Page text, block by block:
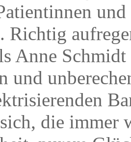
Richtig
Anne
und
die immer